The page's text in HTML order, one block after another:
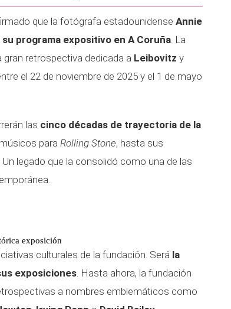
que la fotógrafa estadounidense Annie
programa expositivo en A Coruña. La
gran retrospectiva dedicada a Leibovitz y
el 22 de noviembre de 2025 y el 1 de mayo
las cinco décadas de trayectoria de la
para Rolling Stone, hasta sus
Un legado que la consolidó como una de las
exposición
culturales de la fundación. Será la
exposiciones. Hasta ahora, la fundación
a nombres emblemáticos como